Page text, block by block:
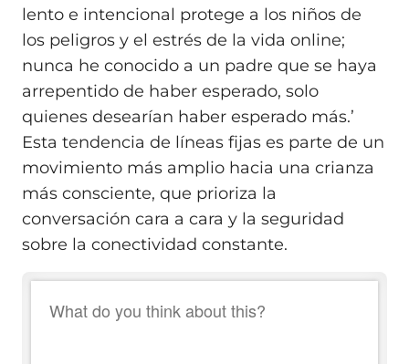
lento e intencional protege a los niños de
los peligros y el estrés de la vida online;
nunca he conocido a un padre que se haya
arrepentido de haber esperado, solo
quienes desearían haber esperado más.’
Esta tendencia de líneas fijas es parte de un
movimiento más amplio hacia una crianza
más consciente, que prioriza la
conversación cara a cara y la seguridad
sobre la conectividad constante.